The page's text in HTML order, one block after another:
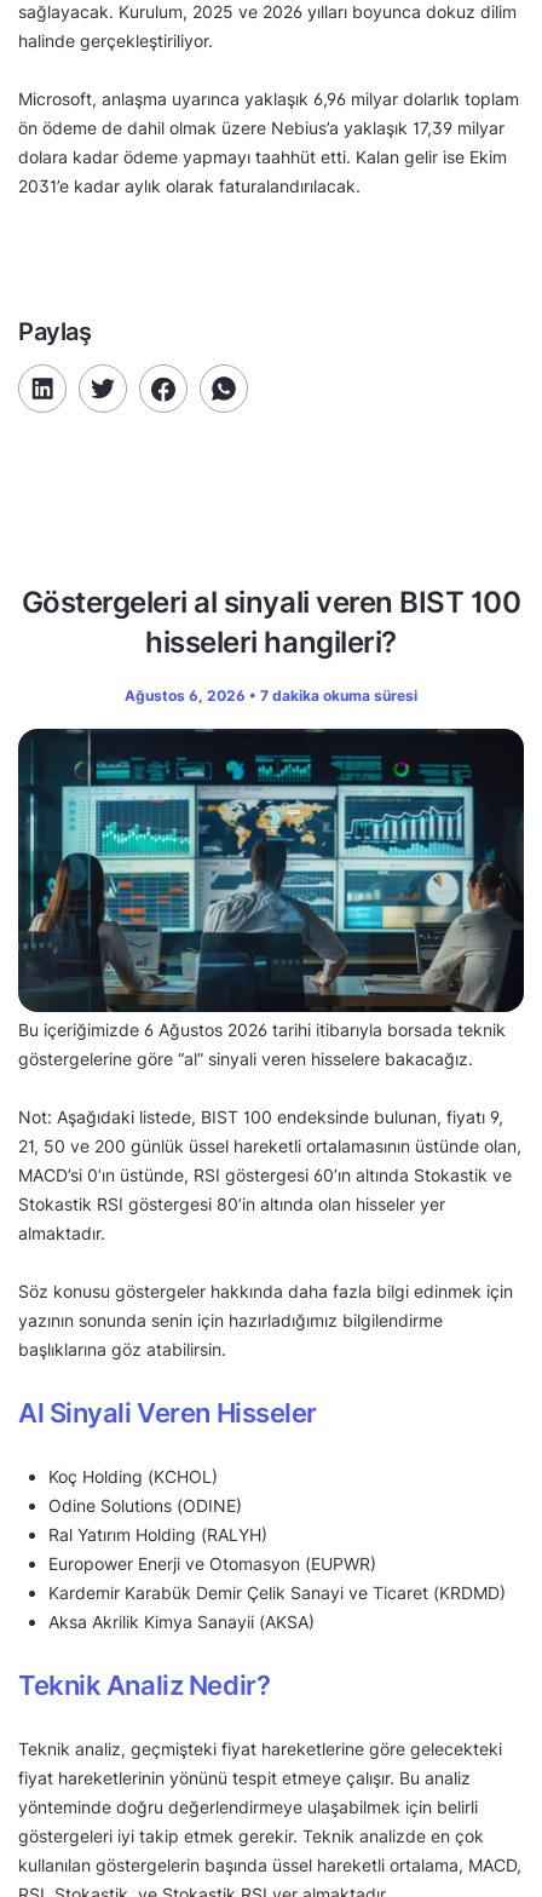
sağlayacak. Kurulum, 2025 ve 2026 yılları boyunca dokuz dilim
halinde gerçekleştiriliyor.
Microsoft, anlaşma uyarınca yaklaşık 6,96 milyar dolarlık toplam
ön ödeme de dahil olmak üzere Nebius’a yaklaşık 17,39 milyar
dolara kadar ödeme yapmayı taahhüt etti. Kalan gelir ise Ekim
2031’e kadar aylık olarak faturalandırılacak.
Paylaş
Göstergeleri al sinyali veren BIST 100
hisseleri hangileri?
Ağustos 6, 2026 • 7 dakika okuma süresi
Bu içeriğimizde 6 Ağustos 2026 tarihi itibarıyla borsada teknik
göstergelerine göre “al” sinyali veren hisselere bakacağız.
Not: Aşağıdaki listede, BIST 100 endeksinde bulunan, fiyatı 9,
21, 50 ve 200 günlük üssel hareketli ortalamasının üstünde olan,
MACD’si 0’ın üstünde, RSI göstergesi 60’ın altında Stokastik ve
Stokastik RSI göstergesi 80’in altında olan hisseler yer
almaktadır.
Söz konusu göstergeler hakkında daha fazla bilgi edinmek için
yazının sonunda senin için hazırladığımız bilgilendirme
başlıklarına göz atabilirsin.
Al Sinyali Veren Hisseler
Koç Holding (KCHOL)
Odine Solutions (ODINE)
Ral Yatırım Holding (RALYH)
Europower Enerji ve Otomasyon (EUPWR)
Kardemir Karabük Demir Çelik Sanayi ve Ticaret (KRDMD)
Aksa Akrilik Kimya Sanayii (AKSA)
Teknik Analiz Nedir?
Teknik analiz, geçmişteki fiyat hareketlerine göre gelecekteki
fiyat hareketlerinin yönünü tespit etmeye çalışır. Bu analiz
yönteminde doğru değerlendirmeye ulaşabilmek için belirli
göstergeleri iyi takip etmek gerekir. Teknik analizde en çok
kullanılan göstergelerin başında üssel hareketli ortalama, MACD,